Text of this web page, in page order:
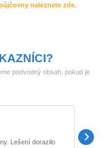
naleznete zde.
podvodný obsah, pokud je
Lešení dorazilo